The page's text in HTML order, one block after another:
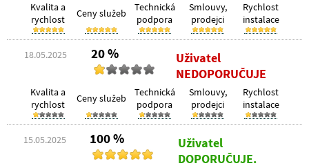
Kvalita a
rychlost
Ceny služeb
Technická
podpora
Smlouvy,
prodejci
Rychlost
instalace
18.05.2025 20 %
Uživatel
NEDOPORUČUJE
Kvalita a
rychlost
Ceny služeb
Technická
podpora
Smlouvy,
prodejci
Rychlost
instalace
15.05.2025 100 %
Uživatel
DOPORUČUJE.